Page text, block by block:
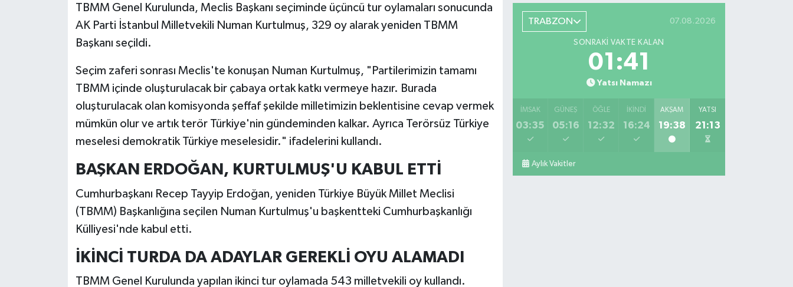
TBMM Genel Kurulunda, Meclis Başkanı seçiminde üçüncü tur oylamaları sonucunda
AK Parti İstanbul Milletvekili Numan Kurtulmuş, 329 oy alarak yeniden TBMM
Başkanı seçildi.
Seçim zaferi sonrası Meclis'te konuşan Numan Kurtulmuş, "Partilerimizin tamamı
TBMM içinde oluşturulacak bir çabaya ortak katkı vermeye hazır. Burada
oluşturulacak olan komisyonda şeffaf şekilde milletimizin beklentisine cevap vermek
mümkün olur ve artık terör Türkiye'nin gündeminden kalkar. Ayrıca Terörsüz Türkiye
meselesi demokratik Türkiye meselesidir." ifadelerini kullandı.
BAŞKAN ERDOĞAN, KURTULMUŞ'U KABUL ETTİ
Cumhurbaşkanı Recep Tayyip Erdoğan, yeniden Türkiye Büyük Millet Meclisi
(TBMM) Başkanlığına seçilen Numan Kurtulmuş'u başkentteki Cumhurbaşkanlığı
Külliyesi'nde kabul etti.
İKİNCİ TURDA DA ADAYLAR GEREKLİ OYU ALAMADI
TBMM Genel Kurulunda yapılan ikinci tur oylamada 543 milletvekili oy kullandı.
TRABZON 07.08.2026
SONRAKI VAKTE KALAN
01:40
Yatsı Namazı
İMSAK
03:35
GÜNEŞ
05:16
ÖĞLE
12:32
İKINDI
16:24
AKŞAM
19:38
YATSI
21:13
Aylık Vakitler